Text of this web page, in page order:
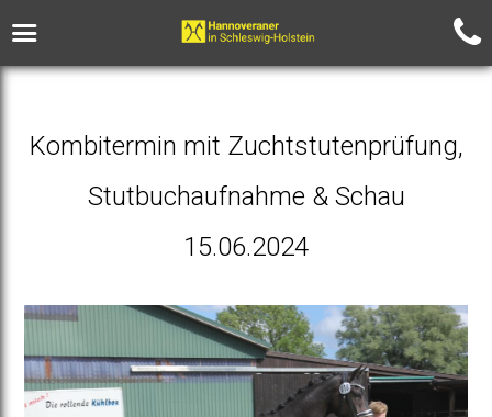
Kombitermin mit Zuchtstutenprüfung,
Stutbuchaufnahme & Schau
15.06.2024